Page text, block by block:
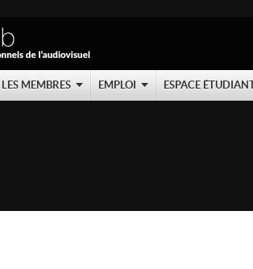
LES MEMBRES EMPLOI ESPACE